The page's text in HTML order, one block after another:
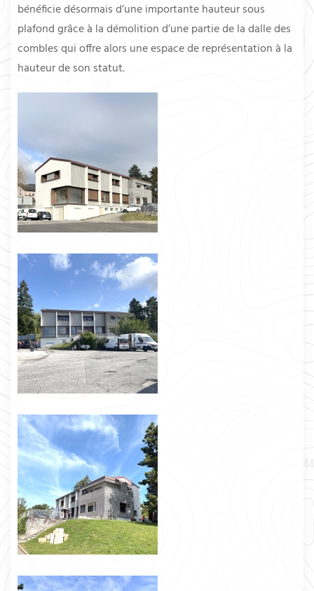
bénéficie désormais d’une importante hauteur sous
plafond grâce à la démolition d’une partie de la dalle des
combles qui offre alors une espace de représentation à la
hauteur de son statut.